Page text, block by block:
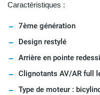
Caractéristiques :
7ème génération
Design restylé
Arrière en pointe
Clignotants AV/AR full
Type de moteur :